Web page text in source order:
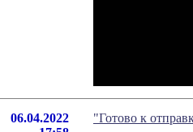
06.04.2022
"Готово к